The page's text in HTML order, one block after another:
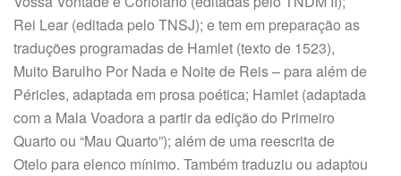
Rei Lear (editada pelo TNSJ); e tem em preparação as
traduções programadas de Hamlet (texto de 1523),
Muito Barulho Por Nada e Noite de Reis – para além de
Péricles, adaptada em prosa poética; Hamlet (adaptada
com a Mala Voadora a partir da edição do Primeiro
Quarto ou “Mau Quarto”); além de uma reescrita de
Otelo para elenco mínimo. Também traduziu ou adaptou